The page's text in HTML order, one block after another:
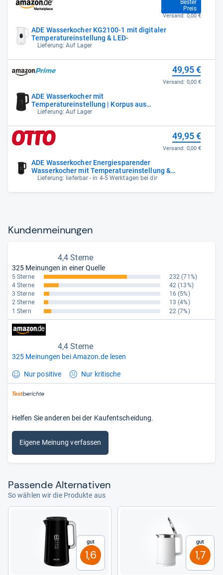
ADE Wasserkocher KG2100-1 mit digitaler
Temperatureinstellung & LED-
Lieferung: Auf Lager
Bester
Preis
48,13 €
Versand: 0,00 €
ADE Wasserkocher mit
Temperatureinstellung | Korpus aus
Edelstahl | 1,
Lieferung: Auf Lager
49,95 €
Versand: 0,00 €
ADE Wasserkocher Energiesparender
Wasserkocher mit Temperatureinstellung &
LED-
Lieferung: lieferbar - in 4-5 Werktagen bei dir
49,95 €
Versand: 0,00 €
Kun­den­mei­nun­gen
4,4 Sterne
325 Meinungen in einer Quelle
5 Sterne 232 (71%)
4 Sterne
42 (13%)
3 Sterne
16 (5%)
2 Sterne
13 (4%)
1 Stern
22 (7%)
4,4 Sterne
325 Meinungen bei Amazon.de lesen
Nur positive Nur kritische
Helfen Sie anderen bei der Kaufentscheidung.
Eigene Meinung verfassen
Pas­sende Alter­na­ti­ven
So wählen wir die Produkte aus
Gut
1,6
Gut
1,7